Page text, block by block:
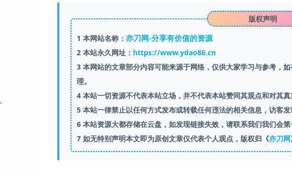
版权声明
1 本网站名称： 亦刀网-分享有价值的资源
2本站永久网址： https://www.ydao86.cn
3本网站的文章部分内容可能来源于网络，仅供大家学习与参考，
理。
4本站一切资源不代表本站立场，并不代表本站赞同其观点和对其真
5本站一律禁止以任何方式发布或转载任何违法的相关信息，访客
6本站资源大都存储在云盘，如发现链接失效，请联系我们我们会第
7如无特别声明本文即为原创文章仅代表个人观点，版权归《亦刀网